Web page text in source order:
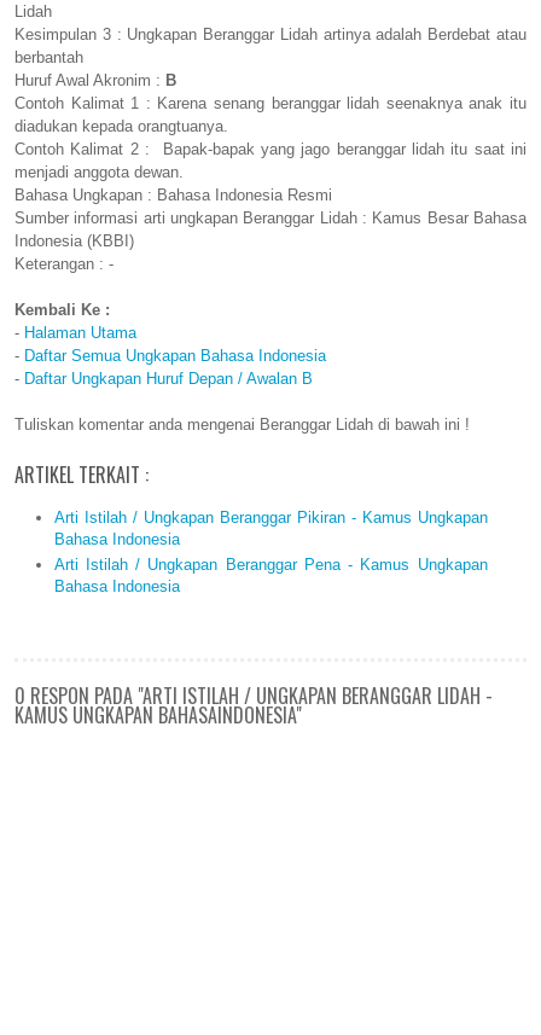
Lidah
Kesimpulan 3 : Ungkapan Beranggar Lidah artinya adalah Berdebat atau
berbantah
Huruf Awal Akronim : B
Contoh Kalimat 1 : Karena senang beranggar lidah seenaknya anak itu
diadukan kepada orangtuanya.
Contoh Kalimat 2 : Bapak-bapak yang jago beranggar lidah itu saat ini
menjadi anggota dewan.
Bahasa Ungkapan : Bahasa Indonesia Resmi
Sumber informasi arti ungkapan Beranggar Lidah : Kamus Besar Bahasa
Indonesia (KBBI)
Keterangan : -
Kembali Ke :
- Halaman Utama
- Daftar Semua Ungkapan Bahasa Indonesia
- Daftar Ungkapan Huruf Depan / Awalan B
Tuliskan komentar anda mengenai Beranggar Lidah di bawah ini !
ARTIKEL TERKAIT :
Arti Istilah / Ungkapan Beranggar Pikiran - Kamus Ungkapan
Bahasa Indonesia
Arti Istilah / Ungkapan Beranggar Pena - Kamus Ungkapan
Bahasa Indonesia
0 RESPON PADA "ARTI ISTILAH / UNGKAPAN BERANGGAR LIDAH -
KAMUS UNGKAPAN BAHASAINDONESIA"